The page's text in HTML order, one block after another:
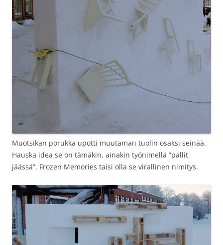
Muotsikan porukka upotti muutaman tuolin osaksi seinää.
Hauska idea se on tämäkin, ainakin työnimellä ”pallit
jäässä”. Frozen Memories taisi olla se virallinen nimitys.